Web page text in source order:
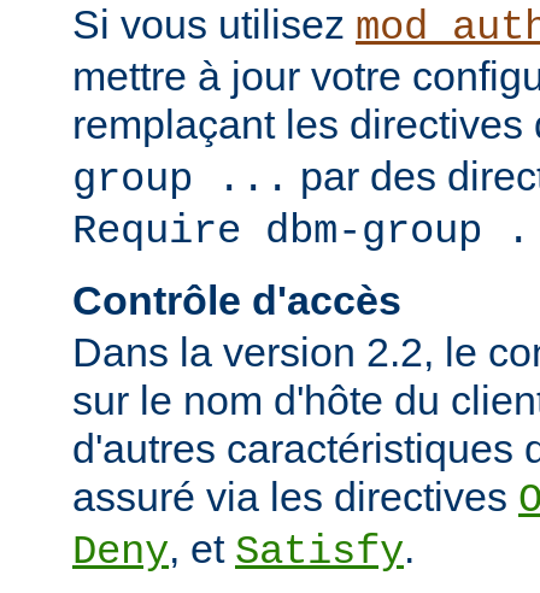
Si vous utilisez
mettre à jour votre
remplaçant les
group ... par des
Require dbm-group
Contrôle d'accès
Dans la version 2.2, le
sur le nom d'hôte du
d'autres caractéristiques
assuré via les directives
Deny, et Satisfy.